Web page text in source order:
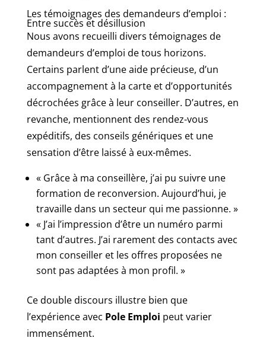
Les témoignages des demandeurs d’emploi :
Entre succès et désillusion
Nous avons recueilli divers témoignages de
demandeurs d’emploi de tous horizons.
Certains parlent d’une aide précieuse, d’un
accompagnement à la carte et d’opportunités
décrochées grâce à leur conseiller. D’autres, en
revanche, mentionnent des rendez-vous
expéditifs, des conseils génériques et une
sensation d’être laissé à eux-mêmes.
« Grâce à ma conseillère, j’ai pu suivre une
formation de reconversion. Aujourd’hui, je
travaille dans un secteur qui me passionne. »
« J’ai l’impression d’être un numéro parmi
tant d’autres. J’ai rarement des contacts avec
mon conseiller et les offres proposées ne
sont pas adaptées à mon profil. »
Ce double discours illustre bien que
l’expérience avec Pole Emploi peut varier
immensément.